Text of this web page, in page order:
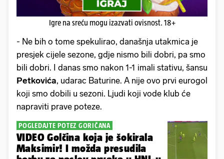
Igre na sreću mogu izazvati ovisnost. 18+
- Ne bih o tome spekulirao, današnja utakmica je
presjek cijele sezone, gdje nismo bili dobri, pa smo
bili dobri. I danas smo nakon 1-1 imali stativu, šansu
Petkovića, udarac Baturine. A nije ovo prvi eurogol
koji smo dobili u sezoni. Ljudi koji vode klub će
napraviti prave poteze.
POGLEDAJTE POTEZ GORIČANA
VIDEO Golčina koja je šokirala
Maksimir! I možda presudila